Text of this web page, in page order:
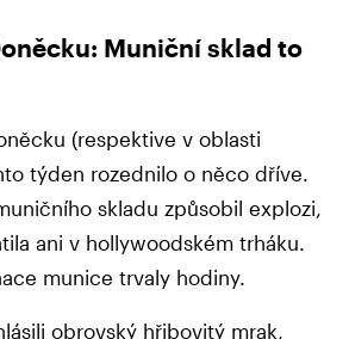
Muniční sklad to
(respektive v oblasti
týden rozednilo o něco dříve.
skladu způsobil explozi,
ani v hollywoodském trháku.
munice trvaly hodiny.
obrovský hřibovitý mrak,